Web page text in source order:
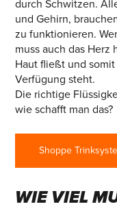
durch Schwitzen.
und Gehirn,
zu funktionieren.
muss auch das Herz
Haut fließt und
Verfügung steht.
Die richtige
wie schafft man das?
Shoppe
WIE VIEL